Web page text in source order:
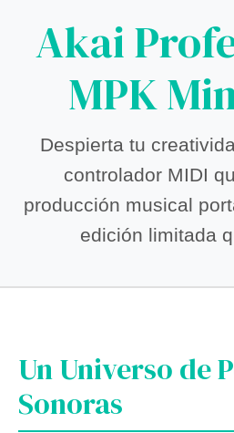
Akai
MPK
Despierta tu
controlador MIDI
producción musical
edición limitada
Un Universo de
Sonoras